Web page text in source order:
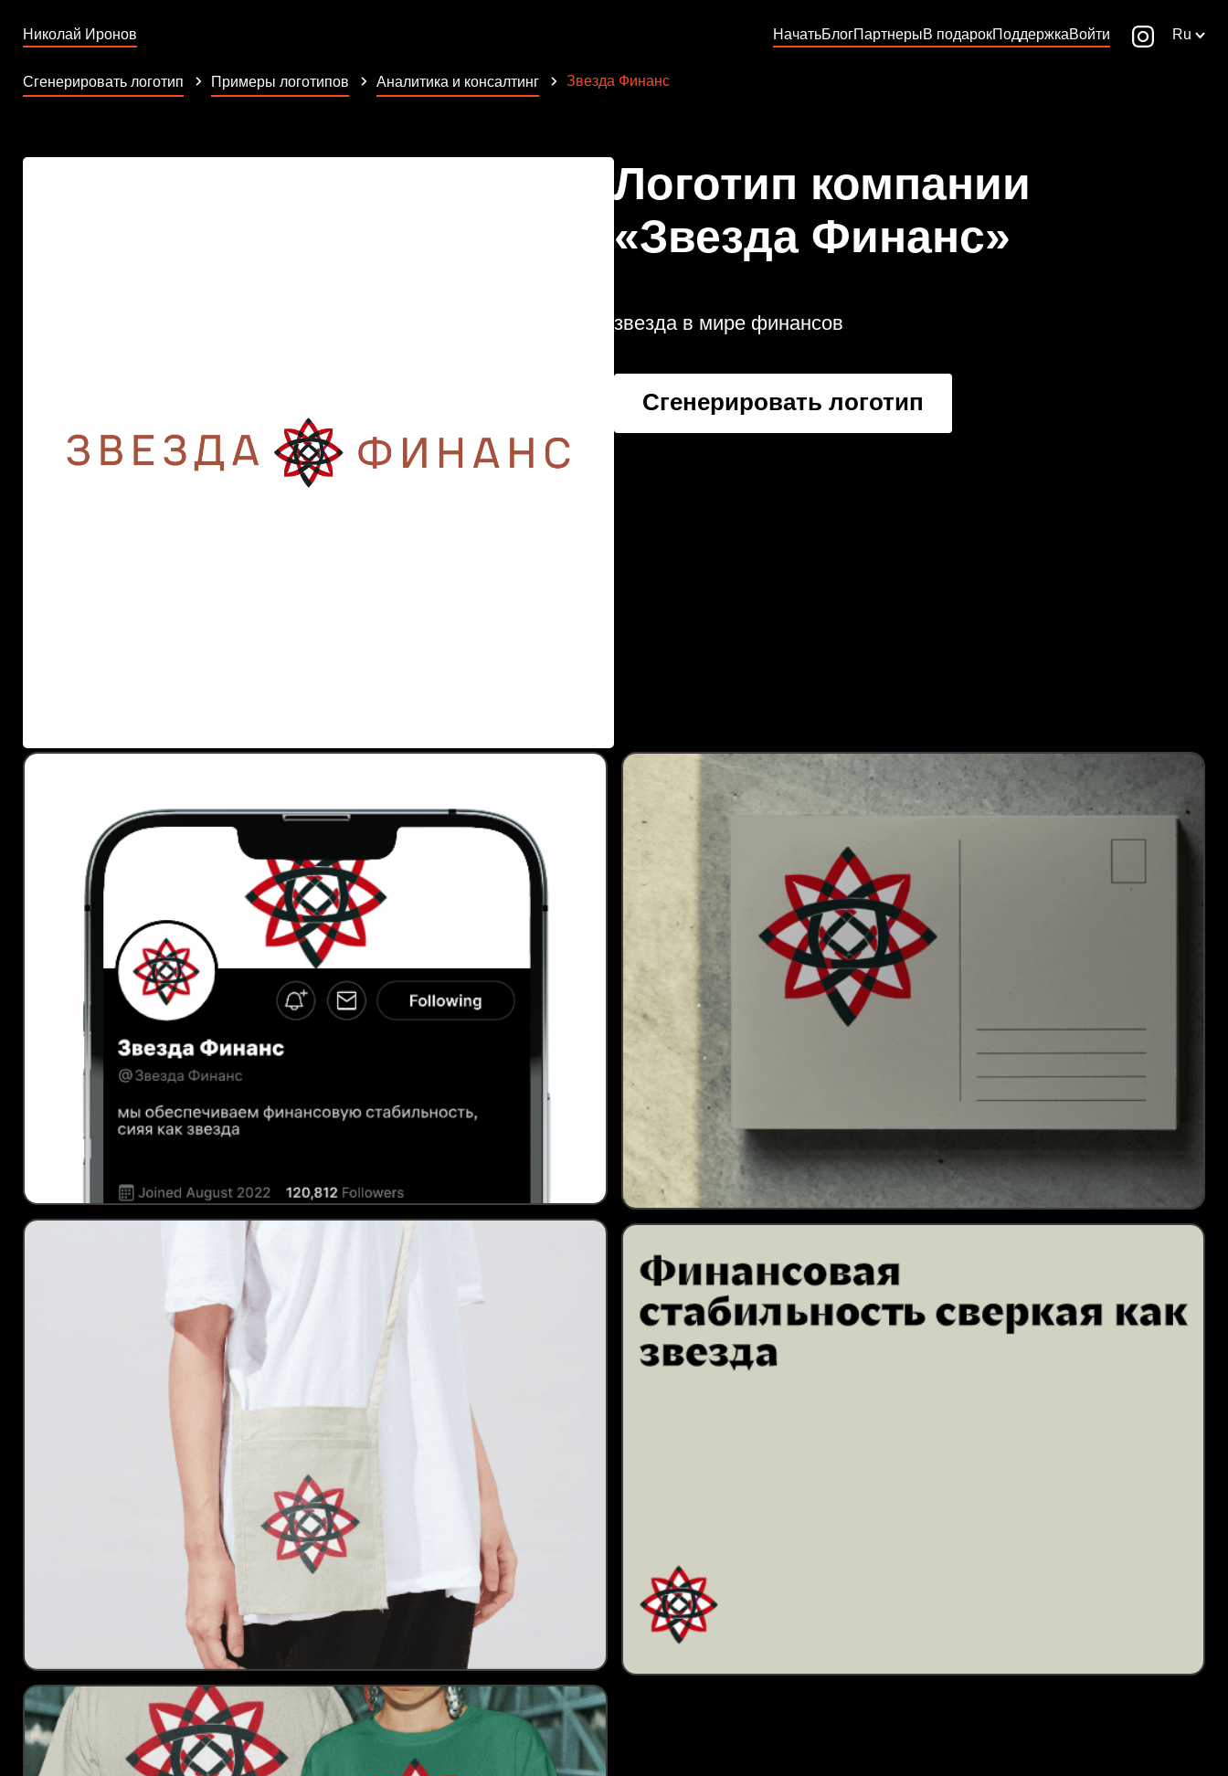
Николай Иронов НачатьБлогПартнерыВ подарокПоддержкаВойти Ru
Сгенерировать логотип Примеры логотипов Аналитика и консалтинг Звезда Финанс
Логотип компании
«Звезда Финанс»
звезда в мире финансов
Сгенерировать логотип